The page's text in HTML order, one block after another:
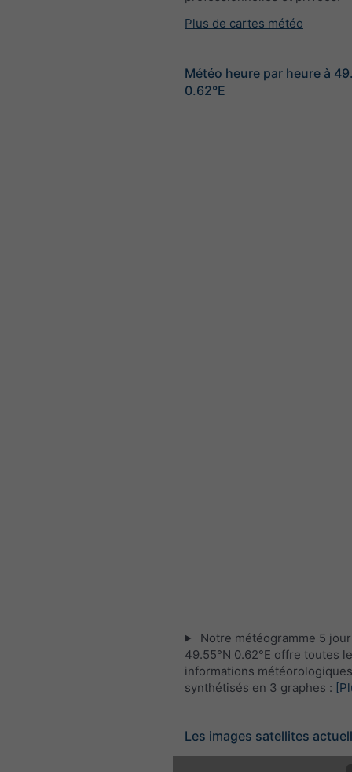
Plus de cartes météo
Météo heure par heure à
0.62°E
Notre météogramme 5
49.55°N 0.62°E offre toutes
informations météorologiques
synthétisés en 3 graphes :
Les images satellites